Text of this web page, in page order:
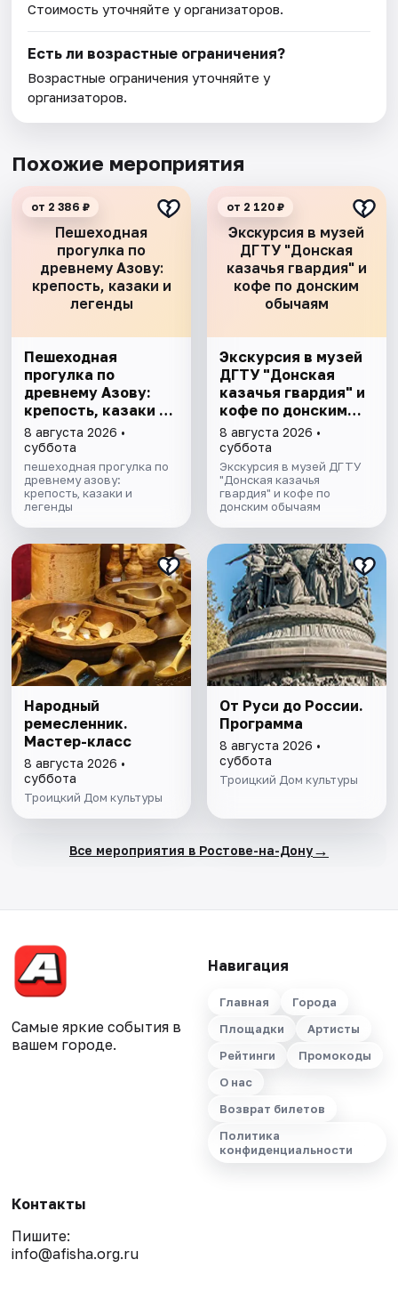
Стоимость уточняйте у организаторов.
Есть ли возрастные ограничения?
Возрастные ограничения уточняйте у
организаторов.
Похожие мероприятия
Пешеходная
прогулка по
древнему Азову:
крепость, казаки и
легенды
от 2 386 ₽
Пешеходная
прогулка по
древнему Азову:
крепость, казаки и
легенды
8 августа 2026 •
суббота
пешеходная прогулка по
древнему азову:
крепость, казаки и
легенды
Экскурсия в музей
ДГТУ "Донская
казачья гвардия" и
кофе по донским
обычаям
от 2 120 ₽
Экскурсия в музей
ДГТУ "Донская
казачья гвардия" и
кофе по донским
обычаям
8 августа 2026 •
суббота
Экскурсия в музей ДГТУ
"Донская казачья
гвардия" и кофе по
донским обычаям
Народный
ремесленник.
Мастер-класс
8 августа 2026 •
суббота
Троицкий Дом культуры
От Руси до России.
Программа
8 августа 2026 •
суббота
Троицкий Дом культуры
Все мероприятия в Ростове-на-Дону→
Самые яркие события в
вашем городе.
Навигация
Главная
Города
Площадки
Артисты
Рейтинги
Промокоды
О нас
Возврат билетов
Политика
конфиденциальности
Контакты
Пишите:
info@afisha.org.ru